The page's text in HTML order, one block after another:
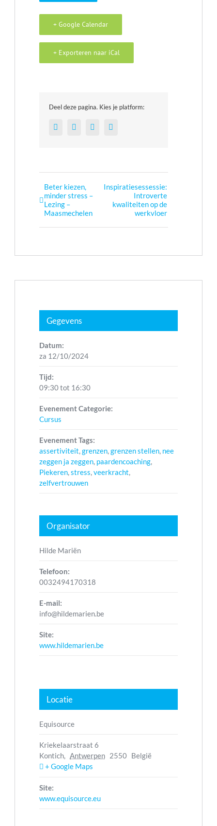
+ Google Calendar
+ Exporteren naar iCal
Deel deze pagina. Kies je platform:
FacebookTwitter LinkedIn
Evenement
Navigatie
Beter kiezen,
minder stress –
Lezing –
Maasmechelen
Inspiratiesessessie:
Introverte
kwaliteiten op de
werkvloer
Gegevens
Datum:
za 12/10/2024
Tijd:
09:30 tot 16:30
Evenement Categorie:
Cursus
Evenement Tags:
assertiviteit,grenzen,grenzen stellen, nee
zeggen ja zeggen, paardencoaching,
Piekeren,stress,veerkracht,
zelfvertrouwen
Organisator
Hilde Mariën
Telefoon:
0032494170318
E-mail:
info@hildemarien.be
Site:
www.hildemarien.be
Locatie
Equisource
Kriekelaarstraat 6
Kontich, Antwerpen 2550 België
+ Google Maps
Site:
www.equisource.eu